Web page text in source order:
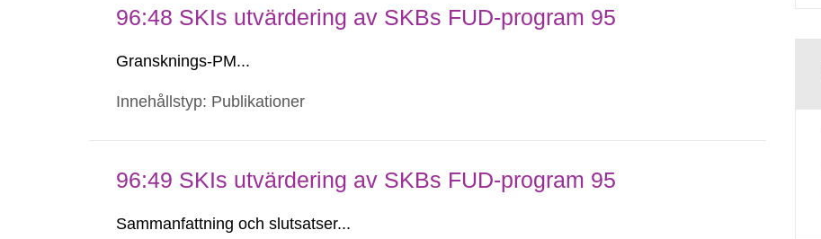
96:48 SKIs utvärdering av SKBs FUD-program 95
Gransknings-PM...
Innehållstyp: Publikationer
96:49 SKIs utvärdering av SKBs FUD-program 95
Sammanfattning och slutsatser...